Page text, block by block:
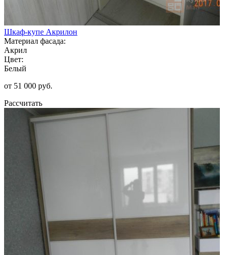
Шкаф-купе Акрилон
Материал фасада:
Акрил
Цвет:
Белый
от 51 000 руб.
Рассчитать